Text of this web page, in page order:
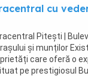
cu
Pitești |
și munților
care oferă o
pe prestigiosul